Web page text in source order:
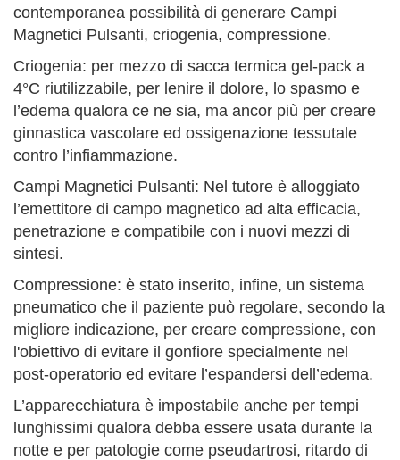
contemporanea possibilità di generare Campi
Magnetici Pulsanti, criogenia, compressione.
Criogenia: per mezzo di sacca termica gel-pack a
4°C riutilizzabile, per lenire il dolore, lo spasmo e
l’edema qualora ce ne sia, ma ancor più per creare
ginnastica vascolare ed ossigenazione tessutale
contro l’infiammazione.
Campi Magnetici Pulsanti: Nel tutore è alloggiato
l’emettitore di campo magnetico ad alta efficacia,
penetrazione e compatibile con i nuovi mezzi di
sintesi.
Compressione: è stato inserito, infine, un sistema
pneumatico che il paziente può regolare, secondo la
migliore indicazione, per creare compressione, con
l'obiettivo di evitare il gonfiore specialmente nel
post-operatorio ed evitare l’espandersi dell’edema.
L’apparecchiatura è impostabile anche per tempi
lunghissimi qualora debba essere usata durante la
notte e per patologie come pseudartrosi, ritardo di